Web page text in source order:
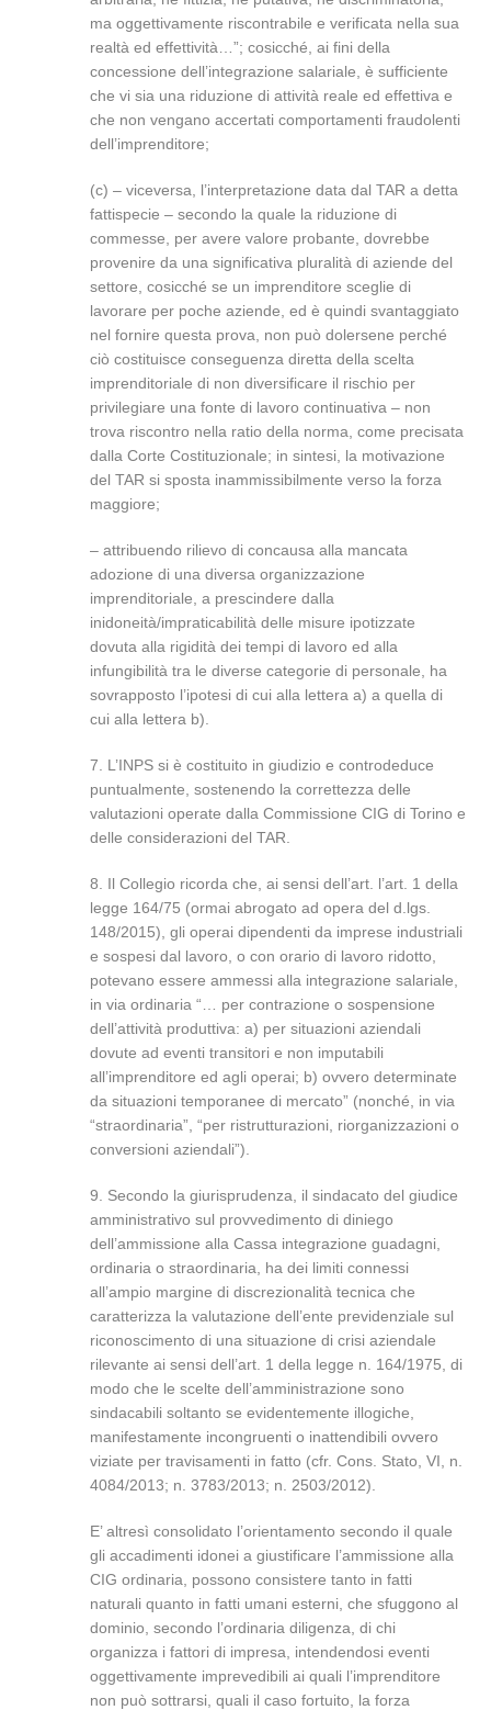
ma oggettivamente riscontrabile e verificata nella sua
realtà ed effettività…”; cosicché, ai fini della
concessione dell’integrazione salariale, è sufficiente
che vi sia una riduzione di attività reale ed effettiva e
che non vengano accertati comportamenti fraudolenti
dell’imprenditore;
(c) – viceversa, l’interpretazione data dal TAR a detta
fattispecie – secondo la quale la riduzione di
commesse, per avere valore probante, dovrebbe
provenire da una significativa pluralità di aziende del
settore, cosicché se un imprenditore sceglie di
lavorare per poche aziende, ed è quindi svantaggiato
nel fornire questa prova, non può dolersene perché
ciò costituisce conseguenza diretta della scelta
imprenditoriale di non diversificare il rischio per
privilegiare una fonte di lavoro continuativa – non
trova riscontro nella ratio della norma, come precisata
dalla Corte Costituzionale; in sintesi, la motivazione
del TAR si sposta inammissibilmente verso la forza
maggiore;
– attribuendo rilievo di concausa alla mancata
adozione di una diversa organizzazione
imprenditoriale, a prescindere dalla
inidoneità/impraticabilità delle misure ipotizzate
dovuta alla rigidità dei tempi di lavoro ed alla
infungibilità tra le diverse categorie di personale, ha
sovrapposto l’ipotesi di cui alla lettera a) a quella di
cui alla lettera b).
7. L’INPS si è costituito in giudizio e controdeduce
puntualmente, sostenendo la correttezza delle
valutazioni operate dalla Commissione CIG di Torino e
delle considerazioni del TAR.
8. Il Collegio ricorda che, ai sensi dell’art. l’art. 1 della
legge 164/75 (ormai abrogato ad opera del d.lgs.
148/2015), gli operai dipendenti da imprese industriali
e sospesi dal lavoro, o con orario di lavoro ridotto,
potevano essere ammessi alla integrazione salariale,
in via ordinaria “… per contrazione o sospensione
dell’attività produttiva: a) per situazioni aziendali
dovute ad eventi transitori e non imputabili
all’imprenditore ed agli operai; b) ovvero determinate
da situazioni temporanee di mercato” (nonché, in via
“straordinaria”, “per ristrutturazioni, riorganizzazioni o
conversioni aziendali”).
9. Secondo la giurisprudenza, il sindacato del giudice
amministrativo sul provvedimento di diniego
dell’ammissione alla Cassa integrazione guadagni,
ordinaria o straordinaria, ha dei limiti connessi
all’ampio margine di discrezionalità tecnica che
caratterizza la valutazione dell’ente previdenziale sul
riconoscimento di una situazione di crisi aziendale
rilevante ai sensi dell’art. 1 della legge n. 164/1975, di
modo che le scelte dell’amministrazione sono
sindacabili soltanto se evidentemente illogiche,
manifestamente incongruenti o inattendibili ovvero
viziate per travisamenti in fatto (cfr. Cons. Stato, VI, n.
4084/2013; n. 3783/2013; n. 2503/2012).
E’ altresì consolidato l’orientamento secondo il quale
gli accadimenti idonei a giustificare l’ammissione alla
CIG ordinaria, possono consistere tanto in fatti
naturali quanto in fatti umani esterni, che sfuggono al
dominio, secondo l’ordinaria diligenza, di chi
organizza i fattori di impresa, intendendosi eventi
oggettivamente imprevedibili ai quali l’imprenditore
non può sottrarsi, quali il caso fortuito, la forza